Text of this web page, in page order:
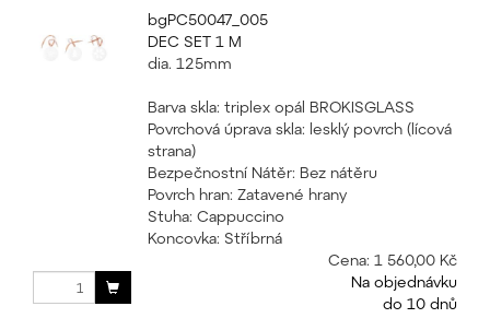
bgPC50047_005
DEC SET 1 M
dia. 125mm
Barva skla: triplex opál BROKISGLASS
Povrchová úprava skla: lesklý povrch (lícová
strana)
Bezpečnostní Nátěr: Bez nátěru
Povrch hran: Zatavené hrany
Stuha: Cappuccino
Koncovka: Stříbrná
Cena: 1 560,00 Kč
Na objednávku
do 10 dnů